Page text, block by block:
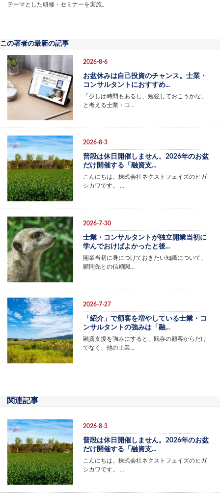
テーマとした研修・セミナーを実施。
この著者の最新の記事
2026-8-6
お盆休みは自己投資のチャンス。士業・
コンサルタントにおすすめ...
「少しは時間もあるし、勉強しておこうかな」
と考える士業・コ…
2026-8-3
普段は休日開催しません。2026年のお盆
だけ開催する「融資支...
こんにちは。株式会社ネクストフェイズのヒガ
シカワです。 …
2026-7-30
士業・コンサルタントが独立開業当初に
学んでおけばよかったと後...
開業当初に身につけておきたい知識について、
顧問先との信頼関…
2026-7-27
「紹介」で顧客を増やしている士業・コ
ンサルタントの強みは「融...
融資支援を強みにすると、既存の顧客からだけ
でなく、他の士業…
関連記事
2026-8-3
普段は休日開催しません。2026年のお盆
だけ開催する「融資支...
こんにちは。株式会社ネクストフェイズのヒガ
シカワです。 …